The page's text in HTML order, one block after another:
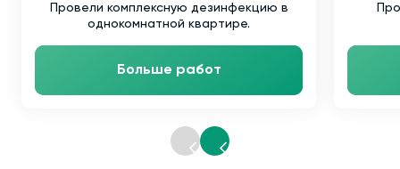
Провели комплексную дезинфекцию в
однокомнатной квартире.
Больше работ